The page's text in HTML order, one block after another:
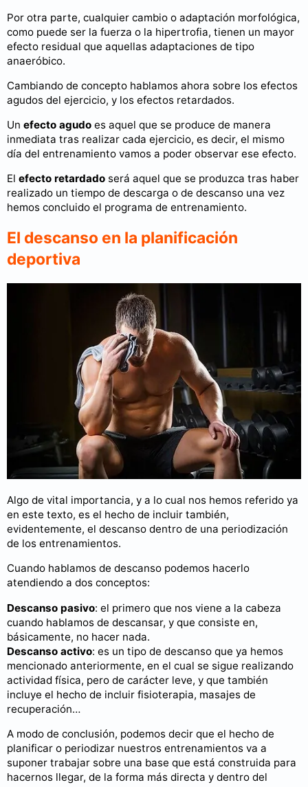
Por otra parte, cualquier cambio o adaptación morfológica,
como puede ser la fuerza o la hipertrofia, tienen un mayor
efecto residual que aquellas adaptaciones de tipo
anaeróbico.
Cambiando de concepto hablamos ahora sobre los efectos
agudos del ejercicio, y los efectos retardados.
Un efecto agudo es aquel que se produce de manera
inmediata tras realizar cada ejercicio, es decir, el mismo
día del entrenamiento vamos a poder observar ese efecto.
El efecto retardado será aquel que se produzca tras haber
realizado un tiempo de descarga o de descanso una vez
hemos concluido el programa de entrenamiento.
El descanso en la planificación
deportiva
Algo de vital importancia, y a lo cual nos hemos referido ya
en este texto, es el hecho de incluir también,
evidentemente, el descanso dentro de una periodización
de los entrenamientos.
Cuando hablamos de descanso podemos hacerlo
atendiendo a dos conceptos:
Descanso pasivo: el primero que nos viene a la cabeza
cuando hablamos de descansar, y que consiste en,
básicamente, no hacer nada.
Descanso activo: es un tipo de descanso que ya hemos
mencionado anteriormente, en el cual se sigue realizando
actividad física, pero de carácter leve, y que también
incluye el hecho de incluir fisioterapia, masajes de
recuperación…
A modo de conclusión, podemos decir que el hecho de
planificar o periodizar nuestros entrenamientos va a
suponer trabajar sobre una base que está construida para
hacernos llegar, de la forma más directa y dentro del